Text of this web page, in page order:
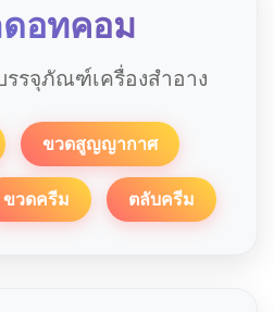
อทคอม
รจุภัณฑ์เครื่องสำอาง
ขวดสูญญากาศ
ขวดครีม ตลับครีม